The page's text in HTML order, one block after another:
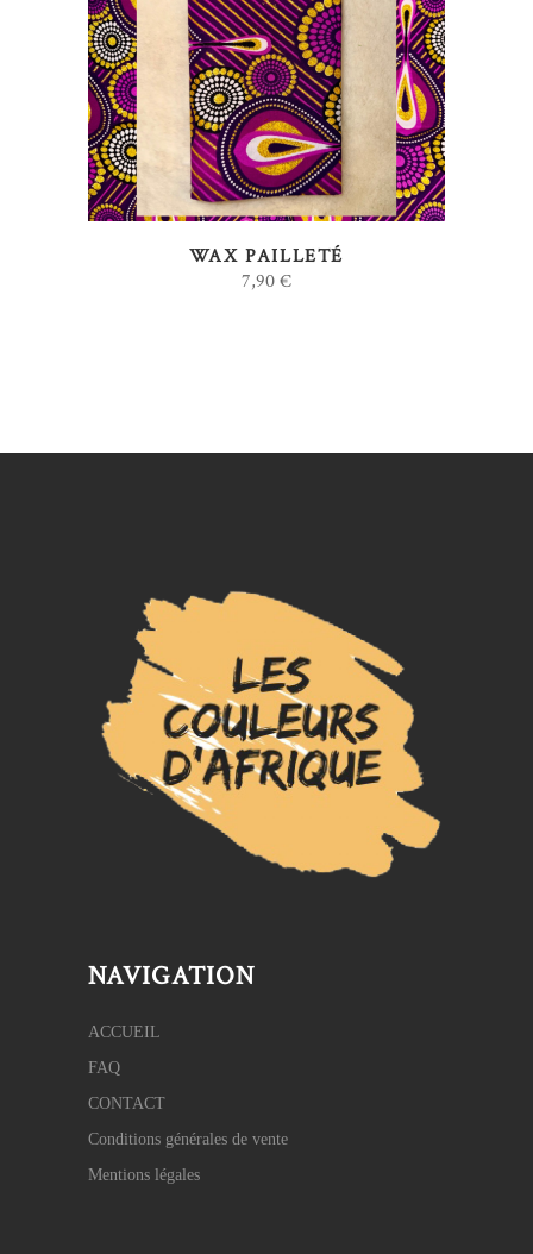
AJOUTER AU PANIER
WAX PAILLETÉ
7,90€
NAVIGATION
ACCUEIL
FAQ
CONTACT
Conditions générales de vente
Mentions légales